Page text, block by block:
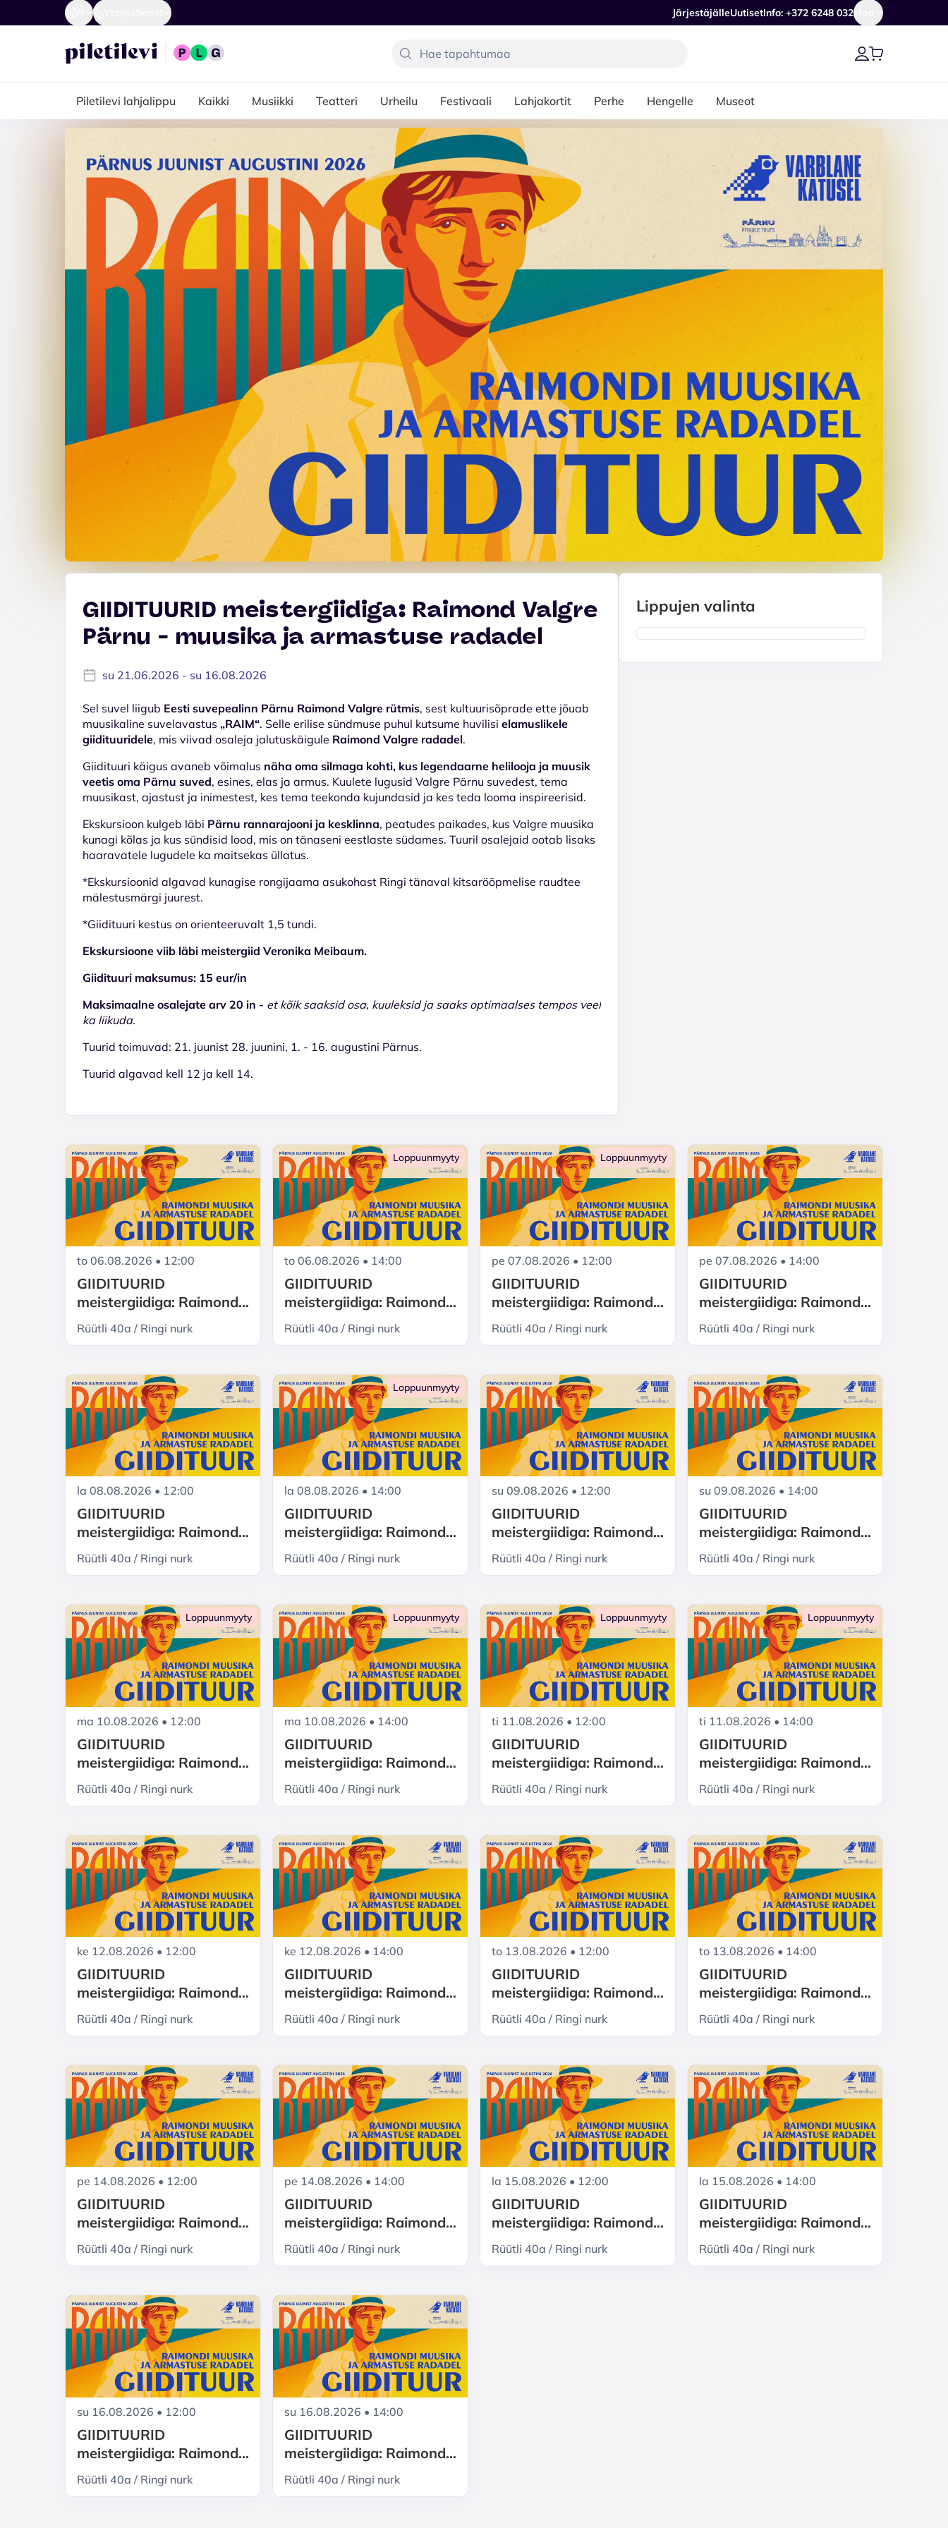
JärjestäjälleUutisetInfo: +372 6248 032Maa
Piletilevi lahjalippu Kaikki Musiikki Teatteri Urheilu Festivaali Lahjakortit Perhe Hengelle Museot
GIIDITUURID meistergiidiga: Raimond Valgre
Pärnu - muusika ja armastuse radadel
su 21.06.2026 - su 16.08.2026
Sel suvel liigub Eesti suvepealinn Pärnu Raimond Valgre rütmis, sest kultuurisõprade ette jõuab
muusikaline suvelavastus „RAIM“. Selle erilise sündmuse puhul kutsume huvilisi elamuslikele
giidituuridele, mis viivad osaleja jalutuskäigule Raimond Valgre radadel.
Giidituuri käigus avaneb võimalus näha oma silmaga kohti, kus legendaarne helilooja ja muusik
veetis oma Pärnu suved, esines, elas ja armus. Kuulete lugusid Valgre Pärnu suvedest, tema
muusikast, ajastust ja inimestest, kes tema teekonda kujundasid ja kes teda looma inspireerisid.
Ekskursioon kulgeb läbi Pärnu rannarajooni ja kesklinna, peatudes paikades, kus Valgre muusika
kunagi kõlas ja kus sündisid lood, mis on tänaseni eestlaste südames. Tuuril osalejaid ootab lisaks
haaravatele lugudele ka maitsekas üllatus.
*Ekskursioonid algavad kunagise rongijaama asukohast Ringi tänaval kitsarööpmelise raudtee
mälestusmärgi juurest.
*Giidituuri kestus on orienteeruvalt 1,5 tundi.
Ekskursioone viib läbi meistergiid Veronika Meibaum.
Giidituuri maksumus: 15 eur/in
Maksimaalne osalejate arv 20 in - et kõik saaksid osa, kuuleksid ja saaks optimaalses tempos veel
ka liikuda.
Tuurid toimuvad: 21. juunist 28. juunini, 1. - 16. augustini Pärnus.
Tuurid algavad kell 12 ja kell 14.
Lippujen valinta
to 06.08.2026 • 12:00
GIIDITUURID
meistergiidiga: Raimond
Valgre Pärnu - muusika ja
armastuse radadel
Rüütli 40a / Ringi nurk
Loppuunmyyty
to 06.08.2026 • 14:00
GIIDITUURID
meistergiidiga: Raimond
Valgre Pärnu - muusika ja
armastuse radadel
Rüütli 40a / Ringi nurk
Loppuunmyyty
pe 07.08.2026 • 12:00
GIIDITUURID
meistergiidiga: Raimond
Valgre Pärnu - muusika ja
armastuse radadel
Rüütli 40a / Ringi nurk
pe 07.08.2026 • 14:00
GIIDITUURID
meistergiidiga: Raimond
Valgre Pärnu - muusika ja
armastuse radadel
Rüütli 40a / Ringi nurk
la 08.08.2026 • 12:00
GIIDITUURID
meistergiidiga: Raimond
Valgre Pärnu - muusika ja
armastuse radadel
Rüütli 40a / Ringi nurk
Loppuunmyyty
la 08.08.2026 • 14:00
GIIDITUURID
meistergiidiga: Raimond
Valgre Pärnu - muusika ja
armastuse radadel
Rüütli 40a / Ringi nurk
su 09.08.2026 • 12:00
GIIDITUURID
meistergiidiga: Raimond
Valgre Pärnu - muusika ja
armastuse radadel
Rüütli 40a / Ringi nurk
su 09.08.2026 • 14:00
GIIDITUURID
meistergiidiga: Raimond
Valgre Pärnu - muusika ja
armastuse radadel
Rüütli 40a / Ringi nurk
Loppuunmyyty
ma 10.08.2026 • 12:00
GIIDITUURID
meistergiidiga: Raimond
Valgre Pärnu - muusika ja
armastuse radadel
Rüütli 40a / Ringi nurk
Loppuunmyyty
ma 10.08.2026 • 14:00
GIIDITUURID
meistergiidiga: Raimond
Valgre Pärnu - muusika ja
armastuse radadel
Rüütli 40a / Ringi nurk
Loppuunmyyty
ti 11.08.2026 • 12:00
GIIDITUURID
meistergiidiga: Raimond
Valgre Pärnu - muusika ja
armastuse radadel
Rüütli 40a / Ringi nurk
Loppuunmyyty
ti 11.08.2026 • 14:00
GIIDITUURID
meistergiidiga: Raimond
Valgre Pärnu - muusika ja
armastuse radadel
Rüütli 40a / Ringi nurk
ke 12.08.2026 • 12:00
GIIDITUURID
meistergiidiga: Raimond
Valgre Pärnu - muusika ja
armastuse radadel
Rüütli 40a / Ringi nurk
ke 12.08.2026 • 14:00
GIIDITUURID
meistergiidiga: Raimond
Valgre Pärnu - muusika ja
armastuse radadel
Rüütli 40a / Ringi nurk
to 13.08.2026 • 12:00
GIIDITUURID
meistergiidiga: Raimond
Valgre Pärnu - muusika ja
armastuse radadel
Rüütli 40a / Ringi nurk
to 13.08.2026 • 14:00
GIIDITUURID
meistergiidiga: Raimond
Valgre Pärnu - muusika ja
armastuse radadel
Rüütli 40a / Ringi nurk
pe 14.08.2026 • 12:00
GIIDITUURID
meistergiidiga: Raimond
Valgre Pärnu - muusika ja
armastuse radadel
Rüütli 40a / Ringi nurk
pe 14.08.2026 • 14:00
GIIDITUURID
meistergiidiga: Raimond
Valgre Pärnu - muusika ja
armastuse radadel
Rüütli 40a / Ringi nurk
la 15.08.2026 • 12:00
GIIDITUURID
meistergiidiga: Raimond
Valgre Pärnu - muusika ja
armastuse radadel
Rüütli 40a / Ringi nurk
la 15.08.2026 • 14:00
GIIDITUURID
meistergiidiga: Raimond
Valgre Pärnu - muusika ja
armastuse radadel
Rüütli 40a / Ringi nurk
su 16.08.2026 • 12:00
GIIDITUURID
meistergiidiga: Raimond
Valgre Pärnu - muusika ja
armastuse radadel
Rüütli 40a / Ringi nurk
su 16.08.2026 • 14:00
GIIDITUURID
meistergiidiga: Raimond
Valgre Pärnu - muusika ja
armastuse radadel
Rüütli 40a / Ringi nurk